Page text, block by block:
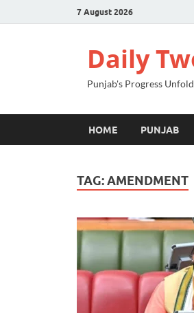
7 August 2026
Daily
Punjab's Progress
HOME PUNJAB
TAG:AMENDMENT